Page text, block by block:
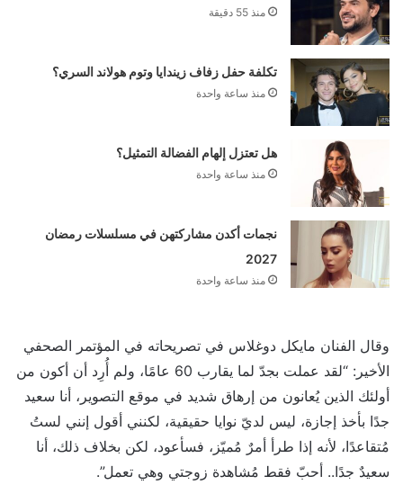
منذ 55 دقيقة
تكلفة حفل زفاف زيندايا وتوم هولاند السري؟
منذ ساعة واحدة
هل تعتزل إلهام الفضالة التمثيل؟
منذ ساعة واحدة
نجمات أكدن مشاركتهن في مسلسلات رمضان
2027
منذ ساعة واحدة
وقال الفنان مايكل دوغلاس في تصريحاته في المؤتمر الصحفي
الأخير: “لقد عملت بجدّ لما يقارب 60 عامًا، ولم أُرِد أن أكون من
أولئك الذين يُعانون من إرهاق شديد في موقع التصوير، أنا سعيد
جدًا بأخذ إجازة، ليس لديّ نوايا حقيقية، لكنني أقول إنني لستُ
مُتقاعدًا، لأنه إذا طرأ أمرٌ مُميّز، فسأعود، لكن بخلاف ذلك، أنا
سعيدٌ جدًا.. أحبّ فقط مُشاهدة زوجتي وهي تعمل”.